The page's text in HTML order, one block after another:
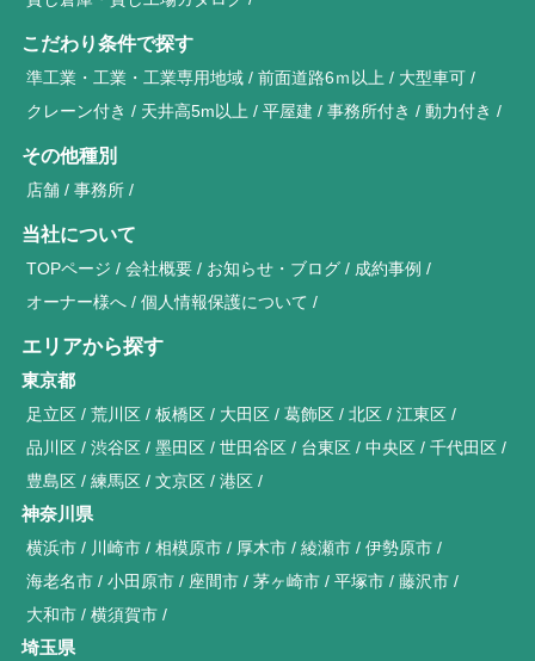
こだわり条件で探す
準工業・工業・工業専用地域 前面道路6ｍ以上
大型車可
クレーン付き
天井高5m以上 平屋建 事務所付き 動力付き
その他種別
店舗 事務所
当社について
TOPページ 会社概要 お知らせ・ブログ
成約事例
オーナー様へ
個人情報保護について
エリアから探す
東京都
足立区 荒川区 板橋区 大田区 葛飾区 北区
江東区
品川区
渋谷区 墨田区 世田谷区 台東区 中央区
千代田区
豊島区
練馬区 文京区 港区
神奈川県
横浜市 川崎市 相模原市 厚木市 綾瀬市
伊勢原市
海老名市
小田原市 座間市 茅ヶ崎市 平塚市
藤沢市
大和市
横須賀市
埼玉県